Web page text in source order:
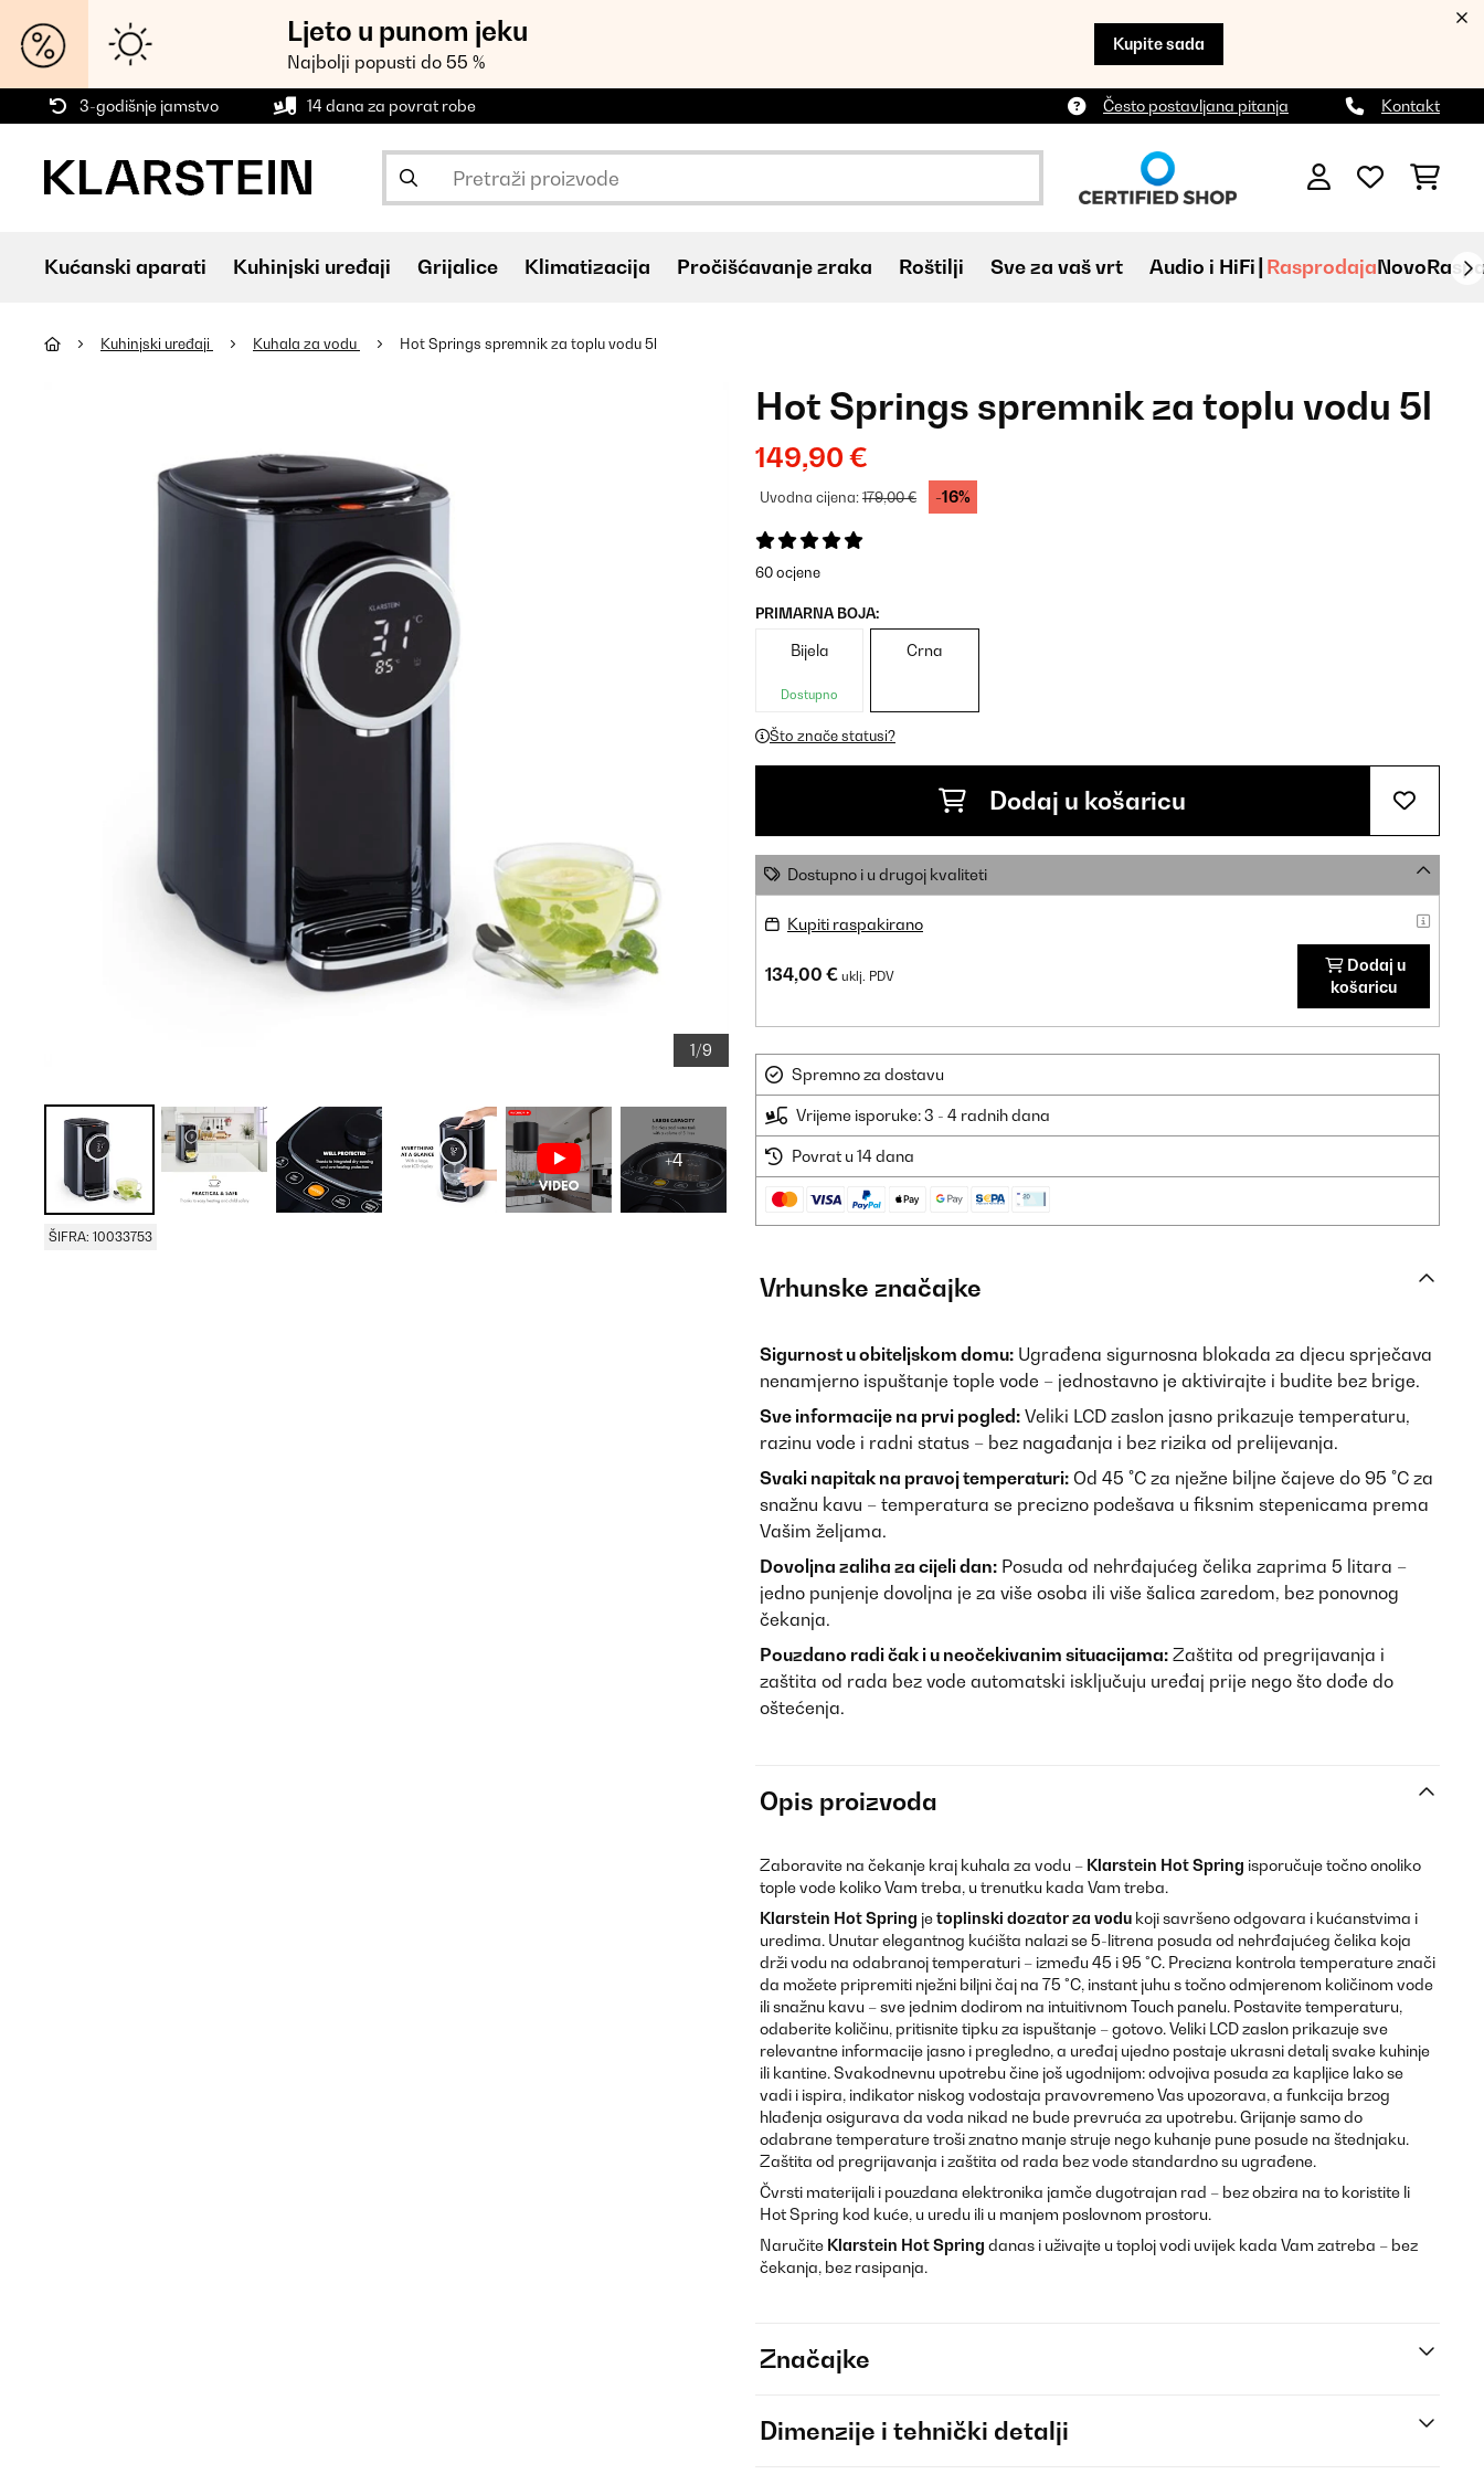
Ljeto u punom jeku
Najbolji popusti do 55 %
Kupite sada
3-godišnje jamstvo 14 dana za povrat robe Često postavljana pitanja Kontakt
Kućanski aparati Kuhinjski uređaji Grijalice Klimatizacija Pročišćavanje zraka Roštilji Sve za vaš vrt Audio i HiFi RasprodajaNovo
Kuhinjski uređaji Kuhala za vodu Hot Springs spremnik za toplu vodu 5l
1/9
+4
ŠIFRA: 10033753
Hot Springs spremnik za toplu vodu 5l
149,90 €
Uvodna cijena:179,00 € -16%
60 ocjene
PRIMARNA BOJA:
Bijela
Dostupno
Crna
Što znače statusi?
Dodaj u košaricu
Dostupno i u drugoj kvaliteti
Kupiti raspakirano
134,00 € uklj. PDV
Dodaj u
košaricu
Spremno za dostavu
Vrijeme isporuke: 3 - 4 radnih dana
Povrat u 14 dana
Vrhunske značajke
Sigurnost u obiteljskom domu: Ugrađena sigurnosna blokada za djecu sprječava
nenamjerno ispuštanje tople vode – jednostavno je aktivirajte i budite bez brige.
Sve informacije na prvi pogled: Veliki LCD zaslon jasno prikazuje temperaturu,
razinu vode i radni status – bez nagađanja i bez rizika od prelijevanja.
Svaki napitak na pravoj temperaturi: Od 45 °C za nježne biljne čajeve do 95 °C za
snažnu kavu – temperatura se precizno podešava u fiksnim stepenicama prema
Vašim željama.
Dovoljna zaliha za cijeli dan: Posuda od nehrđajućeg čelika zaprima 5 litara –
jedno punjenje dovoljna je za više osoba ili više šalica zaredom, bez ponovnog
čekanja.
Pouzdano radi čak i u neočekivanim situacijama: Zaštita od pregrijavanja i
zaštita od rada bez vode automatski isključuju uređaj prije nego što dođe do
oštećenja.
Opis proizvoda
Zaboravite na čekanje kraj kuhala za vodu – Klarstein Hot Spring isporučuje točno onoliko
tople vode koliko Vam treba, u trenutku kada Vam treba.
Klarstein Hot Spring jetoplinski dozator za vodu koji savršeno odgovara i kućanstvima i
uredima. Unutar elegantnog kućišta nalazi se 5-litrena posuda od nehrđajućeg čelika koja
drži vodu na odabranoj temperaturi – između 45 i 95 °C. Precizna kontrola temperature znači
da možete pripremiti nježni biljni čaj na 75 °C, instant juhu s točno odmjerenom količinom vode
ili snažnu kavu – sve jednim dodirom na intuitivnom Touch panelu. Postavite temperaturu,
odaberite količinu, pritisnite tipku za ispuštanje – gotovo. Veliki LCD zaslon prikazuje sve
relevantne informacije jasno i pregledno, a uređaj ujedno postaje ukrasni detalj svake kuhinje
ili kantine. Svakodnevnu upotrebu čine još ugodnijom: odvojiva posuda za kapljice lako se
vadi i ispira, indikator niskog vodostaja pravovremeno Vas upozorava, a funkcija brzog
hlađenja osigurava da voda nikad ne bude prevruća za upotrebu. Grijanje samo do
odabrane temperature troši znatno manje struje nego kuhanje pune posude na štednjaku.
Zaštita od pregrijavanja i zaštita od rada bez vode standardno su ugrađene.
Čvrsti materijali i pouzdana elektronika jamče dugotrajan rad – bez obzira na to koristite li
Hot Spring kod kuće, u uredu ili u manjem poslovnom prostoru.
Naručite Klarstein Hot Spring danas i uživajte u toploj vodi uvijek kada Vam zatreba – bez
čekanja, bez rasipanja.
Značajke
Dimenzije i tehnički detalji